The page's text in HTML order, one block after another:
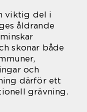
viktig del i
åldrande
skonar både
och
därför ett
grävning.